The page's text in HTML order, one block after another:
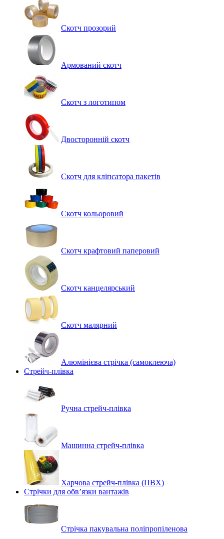
Скотч прозорий
Армований скотч
Скотч з логотипом
Двосторонній скотч
Скотч для кліпсатора пакетів
Скотч кольоровий
Скотч крафтовий паперовий
Скотч канцелярський
Скотч малярний
Алюмінієва стрічка (самоклеюча)
Стрейч-плівка
Ручна стрейч-плівка
Машинна стрейч‑плівка
Харчова стрейч-плівка (ПВХ)
Стрічки для обв’язки вантажів
Стрічка пакувальна поліпропіленова